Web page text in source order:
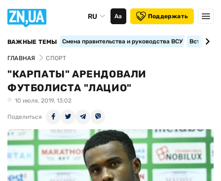
RU Аа Поддержать
ВАЖНЫЕ ТЕМЫ Смена правительства и руководства ВСУ
ГЛАВНАЯ СПОРТ
"КАРПАТЫ" АРЕНДОВАЛИ
ФУТБОЛИСТА "ЛАЦИО"
10 июля, 2019, 13:02
Поделиться